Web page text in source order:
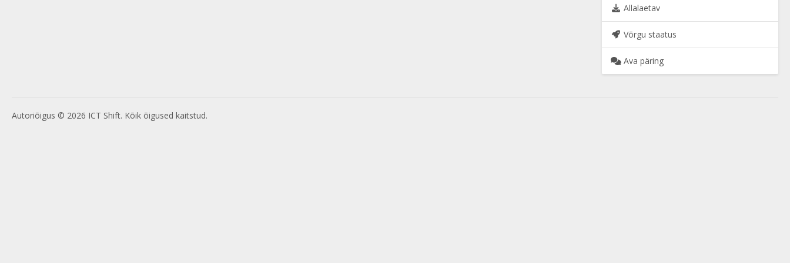
Allalaetav
Võrgu staatus
Ava päring
Autoriõigus © 2026 ICT Shift. Kõik õigused kaitstud.